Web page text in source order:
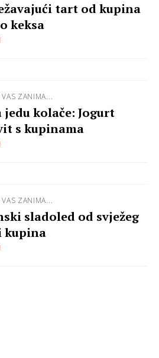
tart od kupina
keksa
ZANIMA...
jedu kolače: Jogurt
s kupinama
ZANIMA...
sladoled od svježeg
kupina